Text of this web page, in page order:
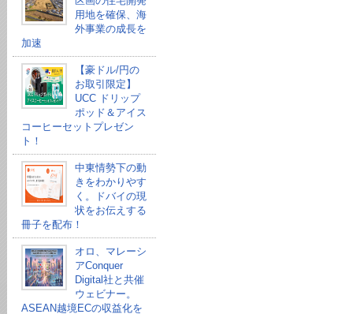
用地を確保、海
外事業の成長を
加速
【豪ドル/円の
お取引限定】
UCC ドリップ
ポッド＆アイス
コーヒーセットプレゼン
ト！
中東情勢下の動
きをわかりやす
く。ドバイの現
状をお伝えする
冊子を配布！
オロ、マレーシ
アConquer
Digital社と共催
ウェビナー。
ASEAN越境ECの収益化を